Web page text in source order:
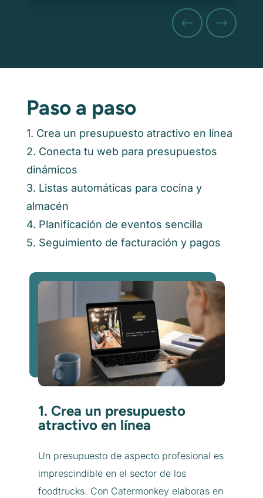
Paso a paso
1. Crea un presupuesto atractivo en línea
2. Conecta tu web para presupuestos
dinámicos
3. Listas automáticas para cocina y
almacén
4. Planificación de eventos sencilla
5. Seguimiento de facturación y pagos
1. Crea un presupuesto
atractivo en línea
Un presupuesto de aspecto profesional es
imprescindible en el sector de los
foodtrucks. Con Catermonkey elaboras en